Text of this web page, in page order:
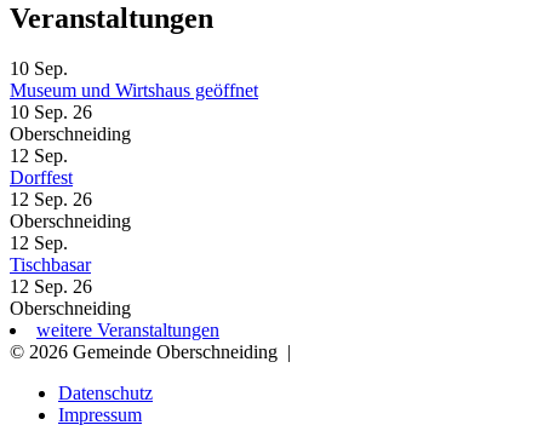
Veranstaltungen
10 Sep.
Museum und Wirtshaus geöffnet
10 Sep. 26
Oberschneiding
12 Sep.
Dorffest
12 Sep. 26
Oberschneiding
12 Sep.
Tischbasar
12 Sep. 26
Oberschneiding
weitere Veranstaltungen
© 2026 Gemeinde Oberschneiding |
Datenschutz
Impressum